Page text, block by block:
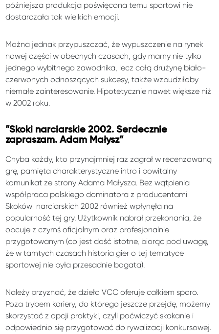
późniejsza produkcja poświęcona temu sportowi nie
dostarczała tak wielkich emocji.
Można jednak przypuszczać, że wypuszczenie na rynek
nowej części w obecnych czasach, gdy mamy nie tylko
jednego wybitnego zawodnika, lecz całą drużynę biało-
czerwonych odnoszących sukcesy, także wzbudziłoby
niemałe zainteresowanie. Hipotetycznie nawet większe niż
w 2002 roku.
”Skoki narciarskie 2002. Serdecznie
zapraszam. Adam Małysz”
Chyba każdy, kto przynajmniej raz zagrał w recenzowaną
grę, pamięta charakterystyczne intro i powitalny
komunikat ze strony Adama Małysza. Bez wątpienia
współpraca polskiego dominatora z producentami
Skoków narciarskich 2002 również wpłynęła na
popularność tej gry. Użytkownik nabrał przekonania, że
obcuje z czymś oficjalnym oraz profesjonalnie
przygotowanym (co jest dość istotne, biorąc pod uwagę,
że w tamtych czasach historia gier o tej tematyce
sportowej nie była przesadnie bogata).
Należy przyznać, że dzieło VCC oferuje całkiem sporo.
Poza trybem kariery, do którego jeszcze przejdę, możemy
skorzystać z opcji praktyki, czyli poćwiczyć skakanie i
odpowiednio się przygotować do rywalizacji konkursowej.